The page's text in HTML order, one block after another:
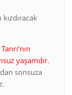
yaşamdır.
sonsuza